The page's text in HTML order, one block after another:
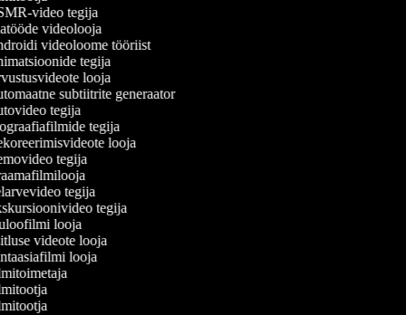
video tegija
videolooja
videoloome tööriist
tegija
looja
subtiitrite generaator
tegija
tegija
looja
tegija
tegija
tegija
looja
videote looja
looja